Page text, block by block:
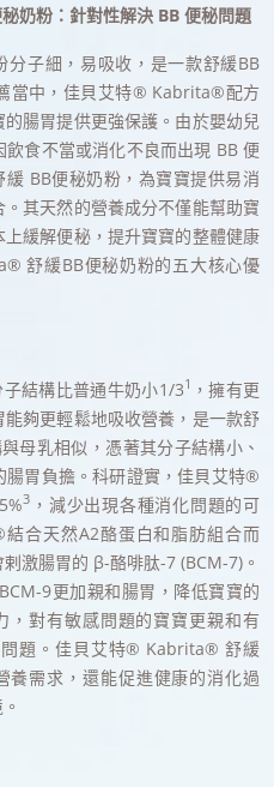
奶粉：針對性解決 BB 便秘問題
子細，易吸收，是一款舒緩BB
當中，佳貝艾特® Kabrita®配方
腸胃提供更強保護。由於嬰幼兒
食不當或消化不良而出現 BB 便
BB便秘奶粉，為寶寶提供易消
其天然的營養成分不僅能幫助寶
緩解便秘，提升寶寶的整體健康
舒緩BB便秘奶粉的五大核心優
結構比普通牛奶小1/31 ，擁有更
夠更輕鬆地吸收營養，是一款舒
母乳相似，憑著其分子結構小、
腸胃負擔。科研證實，佳貝艾特®
3 ，減少出現各種消化問題的可
合天然A2酪蛋白和脂肪組合而
激腸胃的 β-酪啡肽-7 (BCM-7)。
9更加親和腸胃，降低寶寶的
，對有敏感問題的寶寶更親和有
題。佳貝艾特® Kabrita® 舒緩
養需求，還能促進健康的消化過